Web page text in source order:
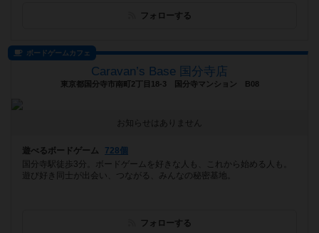
フォローする
ボードゲームカフェ
Caravan’s Base 国分寺店
東京都国分寺市南町2丁目18-3 国分寺マンション B08
お知らせはありません
遊べるボードゲーム
728個
国分寺駅徒歩3分。ボードゲームを好きな人も、これから始める人も。
遊び好き同士が出会い、つながる、みんなの秘密基地。
フォローする